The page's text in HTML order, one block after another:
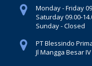
Monday - Friday
Saturday 09.00-
Sunday - Closed
PT Blessindo
Jl Mangga Besar